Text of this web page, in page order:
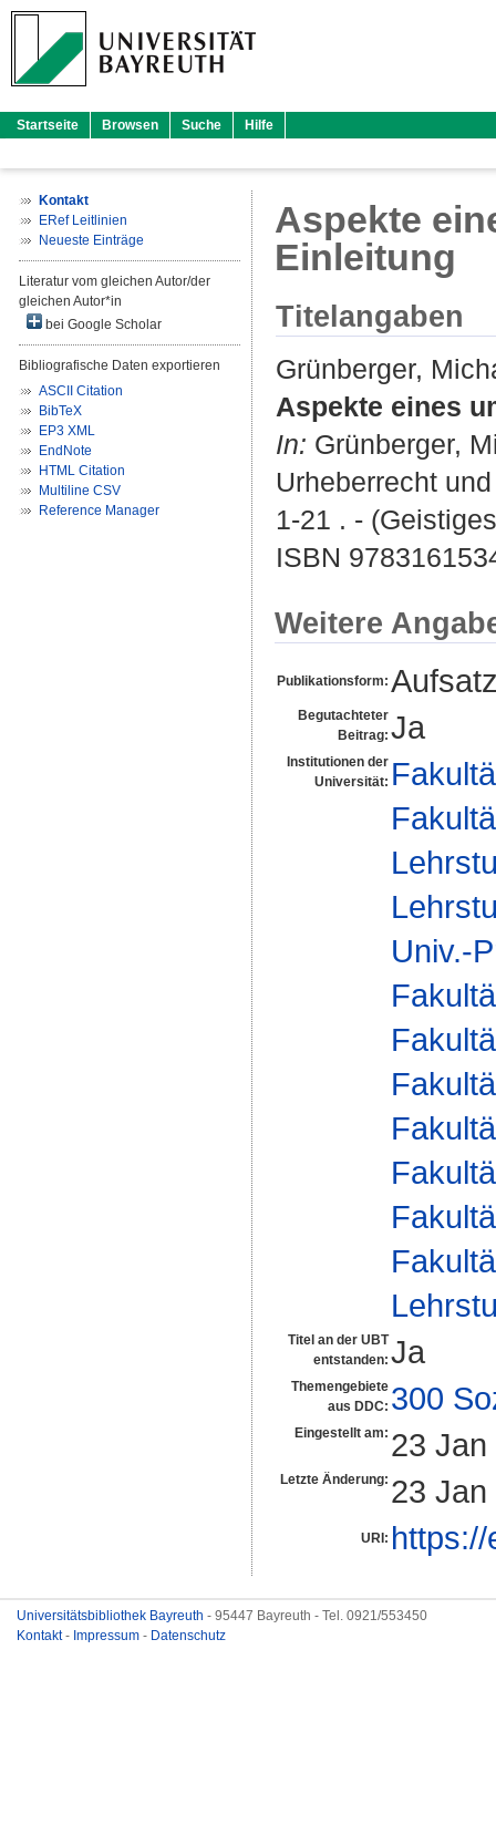
Startseite Browsen Suche Hilfe
Kontakt
ERef Leitlinien
Neueste Einträge
Literatur vom gleichen Autor/der
gleichen Autor*in
bei Google Scholar
Bibliografische Daten exportieren
ASCII Citation
BibTeX
EP3 XML
EndNote
HTML Citation
Multiline CSV
Reference Manager
Aspekte
Einleitung
Titelangaben
Grünberger,
Aspekte eines
In: Grünberger,
Urheberrecht
1-21 . -
ISBN
Weitere
Publikationsform:
Begutachteter
Beitrag: Ja
Institutionen der
Universität:
Univ.-
Titel an der UBT
entstanden: Ja
Themengebiete
aus DDC: 300
Eingestellt am: 23
Letzte Änderung: 23
URI:
Universitätsbibliothek Bayreuth - 95447 Bayreuth - Tel. 0921/553450
Kontakt- Impressum - Datenschutz